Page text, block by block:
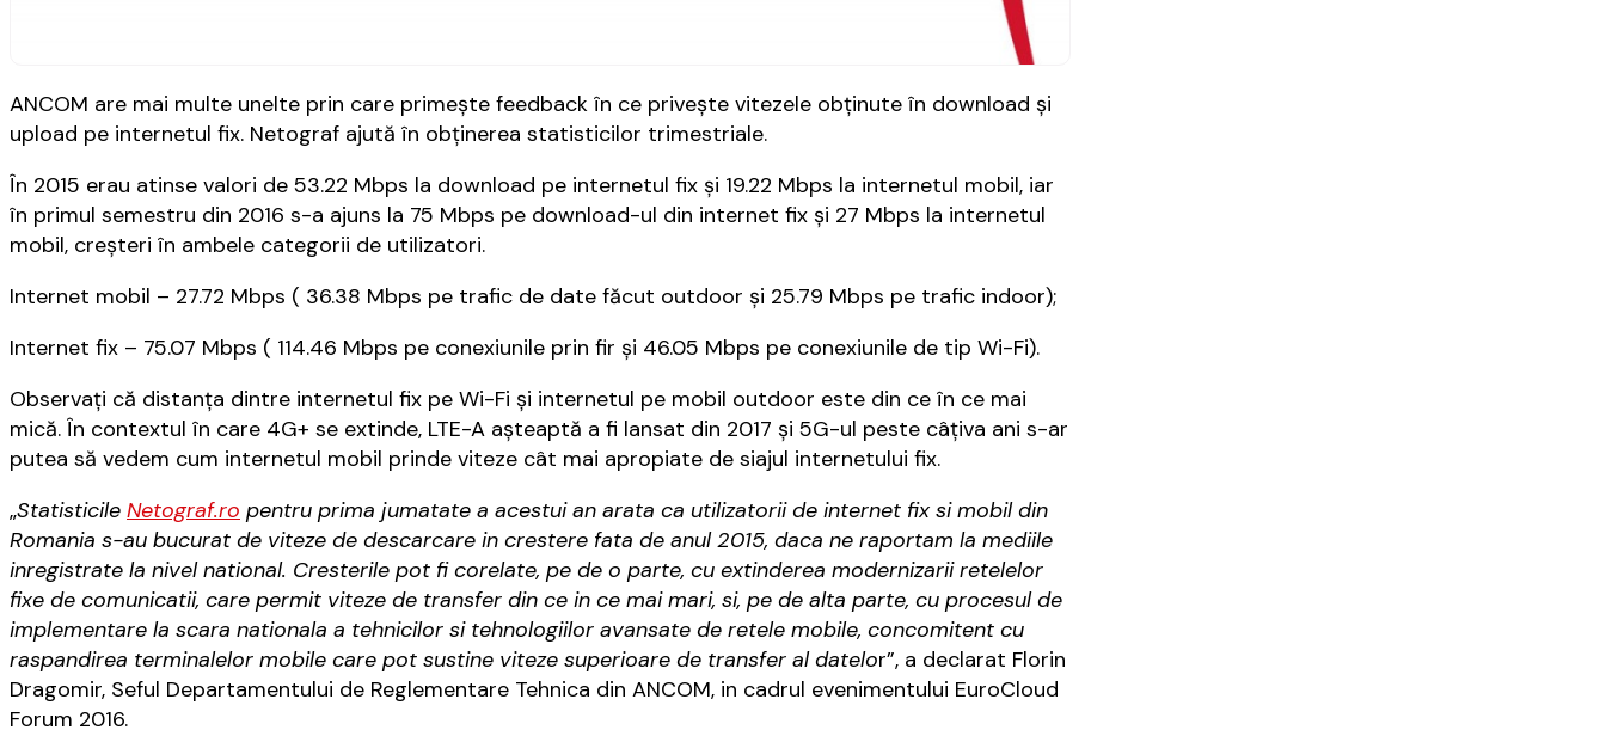
ANCOM are mai multe unelte prin care primește feedback în ce privește vitezele obținute în download și
upload pe internetul fix. Netograf ajută în obținerea statisticilor trimestriale.
În 2015 erau atinse valori de 53.22 Mbps la download pe internetul fix și 19.22 Mbps la internetul mobil, iar
în primul semestru din 2016 s-a ajuns la 75 Mbps pe download-ul din internet fix și 27 Mbps la internetul
mobil, creșteri în ambele categorii de utilizatori.
Internet mobil – 27.72 Mbps ( 36.38 Mbps pe trafic de date făcut outdoor și 25.79 Mbps pe trafic indoor);
Internet fix – 75.07 Mbps ( 114.46 Mbps pe conexiunile prin fir și 46.05 Mbps pe conexiunile de tip Wi-Fi).
Observați că distanța dintre internetul fix pe Wi-Fi și internetul pe mobil outdoor este din ce în ce mai
mică. În contextul în care 4G+ se extinde, LTE-A așteaptă a fi lansat din 2017 și 5G-ul peste câțiva ani s-ar
putea să vedem cum internetul mobil prinde viteze cât mai apropiate de siajul internetului fix.
„Statisticile Netograf.ro pentru prima jumatate a acestui an arata ca utilizatorii de internet fix si mobil din
Romania s-au bucurat de viteze de descarcare in crestere fata de anul 2015, daca ne raportam la mediile
inregistrate la nivel national. Cresterile pot fi corelate, pe de o parte, cu extinderea modernizarii retelelor
fixe de comunicatii, care permit viteze de transfer din ce in ce mai mari, si, pe de alta parte, cu procesul de
implementare la scara nationala a tehnicilor si tehnologiilor avansate de retele mobile, concomitent cu
raspandirea terminalelor mobile care pot sustine viteze superioare de transfer al datelor”, a declarat Florin
Dragomir, Seful Departamentului de Reglementare Tehnica din ANCOM, in cadrul evenimentului EuroCloud
Forum 2016.